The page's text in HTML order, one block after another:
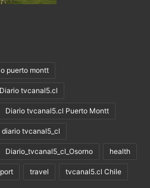
puerto montt
Diario tvcanal5.cl
Diario tvcanal5.cl Puerto Montt
diario tvcanal5_cl
Diario_tvcanal5_cl_Osorno health
travel tvcanal5.cl Chile